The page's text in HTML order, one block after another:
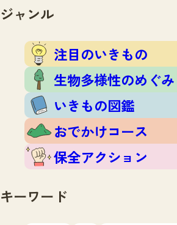
生物多様性のめぐみ
おでかけコース
保全アクション
調査レポート
調査レポートTOP
調査結果
ふくおかいきものマップ
マッチング
マッチングTOP
掲載申し込みフォーム
お問合せ
ジャンル
注目のいきもの
生物多様性のめぐみ
いきもの図鑑
おでかけコース
保全アクション
キーワード